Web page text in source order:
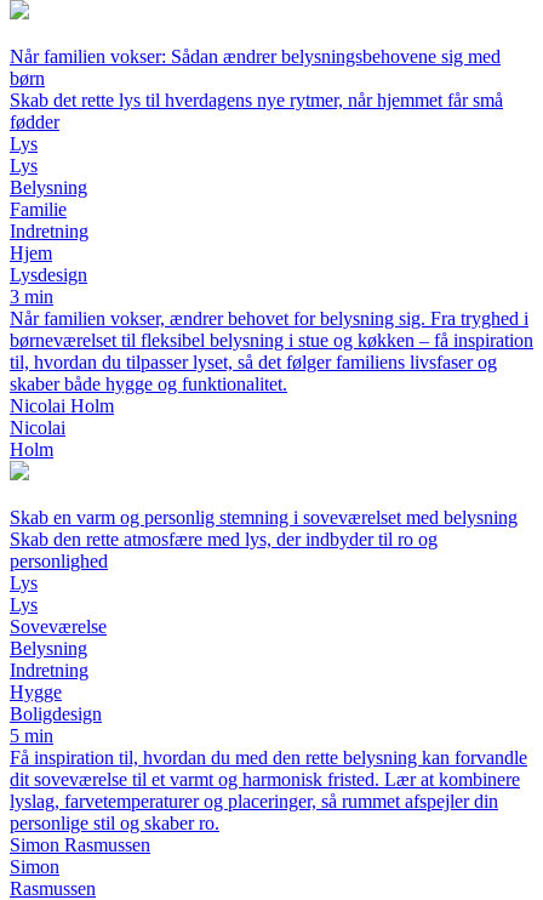
Når familien vokser: Sådan ændrer belysningsbehovene sig med
børn
Skab det rette lys til hverdagens nye rytmer, når hjemmet får små
fødder
Lys
Lys
Belysning
Familie
Indretning
Hjem
Lysdesign
3 min
Når familien vokser, ændrer behovet for belysning sig. Fra tryghed i
børneværelset til fleksibel belysning i stue og køkken – få inspiration
til, hvordan du tilpasser lyset, så det følger familiens livsfaser og
skaber både hygge og funktionalitet.
Nicolai Holm
Nicolai
Holm
Skab en varm og personlig stemning i soveværelset med belysning
Skab den rette atmosfære med lys, der indbyder til ro og
personlighed
Lys
Lys
Soveværelse
Belysning
Indretning
Hygge
Boligdesign
5 min
Få inspiration til, hvordan du med den rette belysning kan forvandle
dit soveværelse til et varmt og harmonisk fristed. Lær at kombinere
lyslag, farvetemperaturer og placeringer, så rummet afspejler din
personlige stil og skaber ro.
Simon Rasmussen
Simon
Rasmussen